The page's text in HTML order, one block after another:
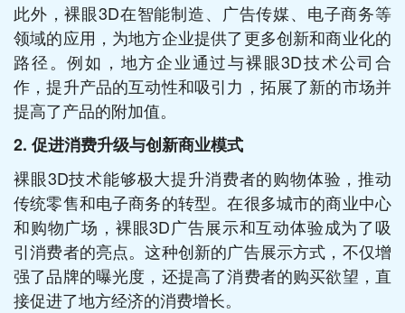
此外，裸眼3D在智能制造、广告传媒、电子商务等
领域的应用，为地方企业提供了更多创新和商业化的
路径。例如，地方企业通过与裸眼3D技术公司合
作，提升产品的互动性和吸引力，拓展了新的市场并
提高了产品的附加值。
2. 促进消费升级与创新商业模式
裸眼3D技术能够极大提升消费者的购物体验，推动
传统零售和电子商务的转型。在很多城市的商业中心
和购物广场，裸眼3D广告展示和互动体验成为了吸
引消费者的亮点。这种创新的广告展示方式，不仅增
强了品牌的曝光度，还提高了消费者的购买欲望，直
接促进了地方经济的消费增长。